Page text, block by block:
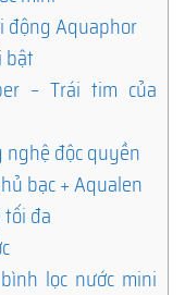
động Aquaphor
bật
– Trái tim của
nghệ độc quyền
bạc + Aqualen
tối đa
lọc nước mini